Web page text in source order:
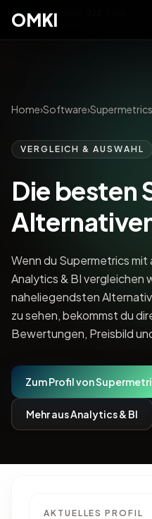
OMKI 2027
OMKI
Home›Software›Supermetrics
VERGLEICH & AUSWAHL
Die besten
Wenn du Supermetrics mit
Analytics & BI vergleichen
naheliegendsten
zu sehen, bekommst du
Bewertungen, Preisbild
Zum Profil von
Mehr aus Analytics & BI
AKTUELLES PROFIL